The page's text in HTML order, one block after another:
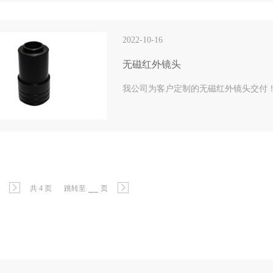
2022-10-16
无磁红外镜头
我公司为客户定制的无磁红外镜头交付
共 4 页 跳转至 页